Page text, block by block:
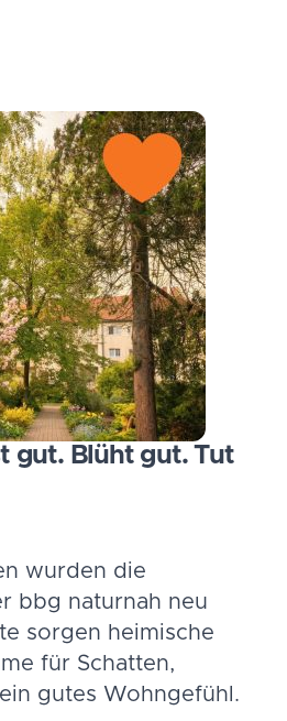
gut. Blüht gut. Tut
wurden die
bbg naturnah neu
sorgen heimische
für Schatten,
gutes Wohngefühl.